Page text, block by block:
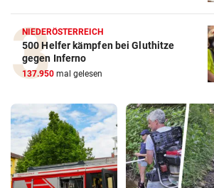
NIEDERÖSTERREICH
500 Helfer kämpfen bei Gluthitze
gegen Inferno
137.950 mal gelesen